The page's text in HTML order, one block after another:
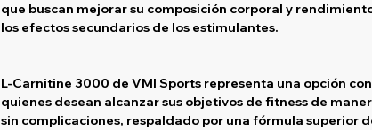
que buscan mejorar su composición corporal y
los efectos secundarios de los estimulantes.
L-Carnitine 3000 de VMI Sports representa una opción
quienes desean alcanzar sus objetivos de fitness de
sin complicaciones, respaldado por una fórmula superior